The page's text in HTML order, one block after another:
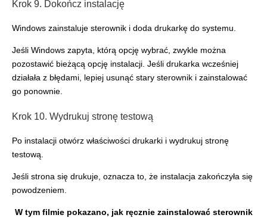
Krok 9. Dokończ instalację
Windows zainstaluje sterownik i doda drukarkę do systemu.
Jeśli Windows zapyta, którą opcję wybrać, zwykle można
pozostawić bieżącą opcję instalacji. Jeśli drukarka wcześniej
działała z błędami, lepiej usunąć stary sterownik i zainstalować
go ponownie.
Krok 10. Wydrukuj stronę testową
Po instalacji otwórz właściwości drukarki i wydrukuj stronę
testową.
Jeśli strona się drukuje, oznacza to, że instalacja zakończyła się
powodzeniem.
W tym filmie pokazano, jak ręcznie zainstalować sterownik